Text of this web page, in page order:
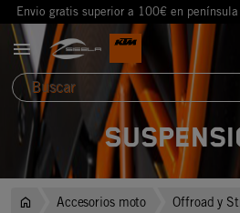
Envio gratis superior a 100€ en

Accesorios moto Offroad y